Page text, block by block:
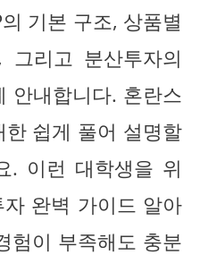
기본 구조, 상품별
리고 분산투자의
안내합니다. 혼란스
쉽게 풀어 설명할
. 이런 대학생을 위
완벽 가이드 알아
험이 부족해도 충분